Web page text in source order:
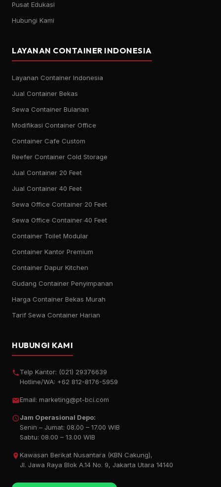
Pusat Edukasi
Hubungi Kami
LAYANAN CONTAINER INDONESIA
Layanan Container Indonesia
Jual Container Bekas
Sewa Container Bulanan
Modifikasi Container Office
Container Cafe Custom
Reefer Container Cold Storage
Jual Container 20 Feet
Jual Container 40 Feet
Sewa Office Container 20 Feet
Sewa Office Container 40 Feet
Container Toilet Modular
Container Kantor Premium
Container Dapur Kitchen
Gudang Container Penyimpanan
Harga Container Bekas Murah
Tarif Sewa Container Harian
HUBUNGI KAMI
Telp Kantor: (021) 29376639
Hotline/WA: +62 812-8176-5959
Email: marketing@pt-bci.com
Jam Operasional Depo:
Senin – Jumat: 08.00 – 17.00 WIB
Sabtu: 08.00 – 13.00 WIB
Kawasan Berikat Nusantara (KBN Cakung),
Jl. Jawa Raya Blok A.14 No. 9, Jakarta Utara 14140